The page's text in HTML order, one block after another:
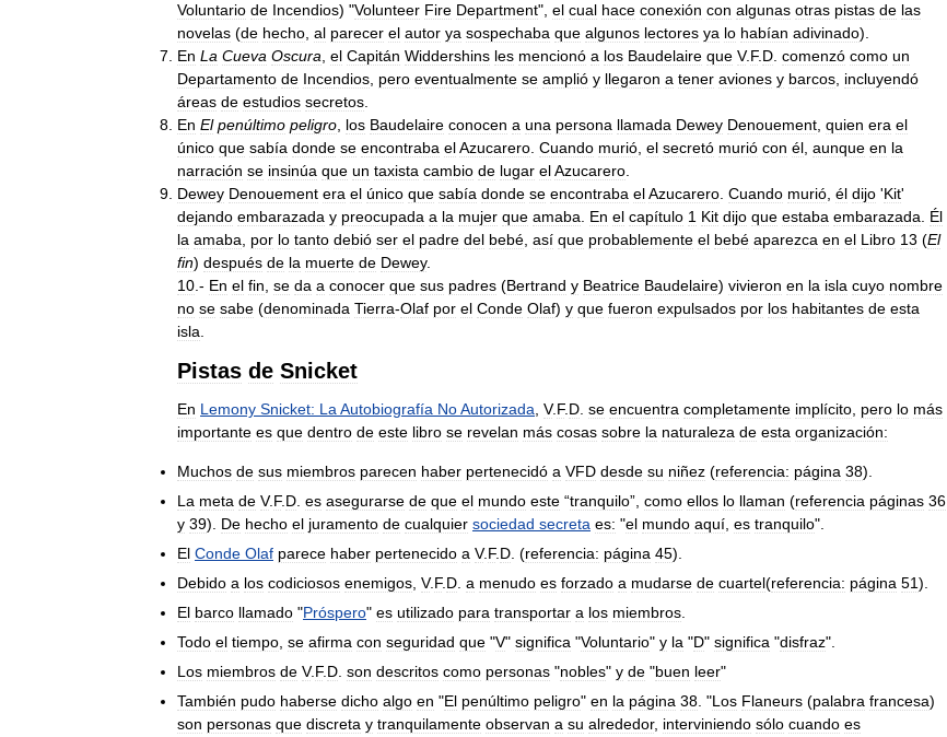
Voluntario de Incendios) "Volunteer Fire Department", el cual hace conexión con algunas otras pistas de las
novelas (de hecho al parecer el autor ya sospechaba que algunos lectores ya lo habían adivinado).
En La Cueva Oscura el Capitán Widdershins les mencionó a los Baudelaire que V.F. D comenzó como un
Departamento de Incendios pero eventualmente se amplió y llegaron a tener aviones y barcos incluyendó
áreas de estudios secretos
En El penúltimo peligro los Baudelaire conocen a una persona llamada Dewey Denouement quien era el
único que sabía donde se encontraba elAzucarero Cuando murió el secretó murió con él aunque en la
narración se insinúa que un taxista cambio de lugar elAzucarero
Dewey Denouement era el único que sabía donde se encontraba elAzucarero Cuando murió él dijo 'Kit'
dejando embarazada y preocupada a la mujer que amaba En el capítulo 1 Kit dijo que estaba embarazada
Él
la amaba por lo tanto debió ser el padre del bebé así que probablemente el bebé aparezca en el Libro 13 (El
fin) después de la muerte de Dewey.
10 .- En el fin se da a conocer que sus padres (Bertrand y Beatrice Baudelaire) vivieron en la isla cuyo nombre
no se sabe (denominada Tierra-Olaf por el Conde Olaf) y que fueron expulsados por los habitantes de esta
isla
Pistas de Snicket
En Lemony Snicket: La Autobiografía NoAutorizada V.F. D se encuentra completamente implícito pero lo más
importante es que dentro de este libro se revelan más cosas sobre la naturaleza de esta organización:
Muchos de sus miembros parecen haber pertenecidó a VFD desde su niñez (referencia: página 38).
La meta de V.F. D es asegurarse de que el mundo este “tranquilo”, como ellos lo llaman (referencia páginas 36
y 39). De hecho el juramento de cualquier sociedad secreta es: "el mundo aquí es tranquilo".
El Conde Olaf parece haber pertenecido a V.F. D . (referencia: página 45).
Debido a los codiciosos enemigos V.F. D a menudo es forzado a mudarse de cuartel(referencia: página 51).
El barco llamado "Próspero" es utilizado para transportar a los miembros
Todo el tiempo se afirma con seguridad que "V" significa "Voluntario" y la "D" significa "disfraz".
Los miembros de V.F. D son descritos como personas "nobles" y de "buen leer"
También pudo haberse dicho algo en "El penúltimo peligro" en la página 38 . "Los Flaneurs (palabra francesa)
son personas que discreta y tranquilamente observan a su alrededor, interviniendo sólo cuando es